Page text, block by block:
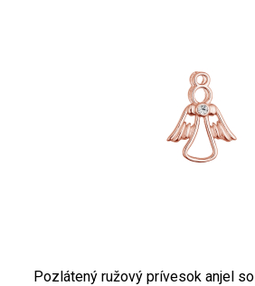
Pozlátený ružový prívesok anjel